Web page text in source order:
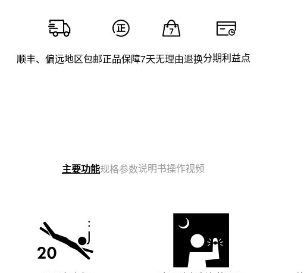
顺丰、偏远地区包邮正品保障7天无理由退换分期利益点
主要功能规格参数说明书操作视频